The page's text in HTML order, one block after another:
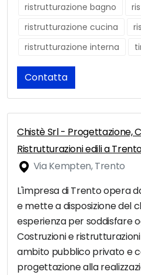
ristrutturazione bagno
ristrutturazione cucina
ristrutturazione interna
Contatta
Chistè Srl - Progettazione,
Ristrutturazioni edili a
Via Kempten, Trento
L'impresa di Trento opera
e mette a disposizione del
esperienza per soddisfare
Costruzioni e
ambito pubblico privato e
progettazione alla